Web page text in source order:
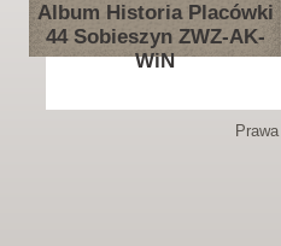
Album Historia Placówki
44 Sobieszyn ZWZ-AK-
WiN